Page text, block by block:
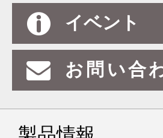
イベント
お問い合